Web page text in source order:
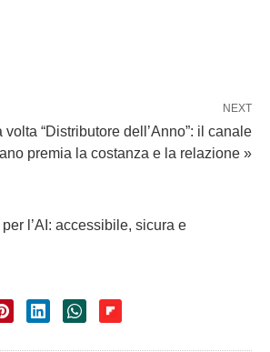
NEXT
“Distributore dell’Anno”: il canale
premia la costanza e la relazione »
l’AI: accessibile, sicura e